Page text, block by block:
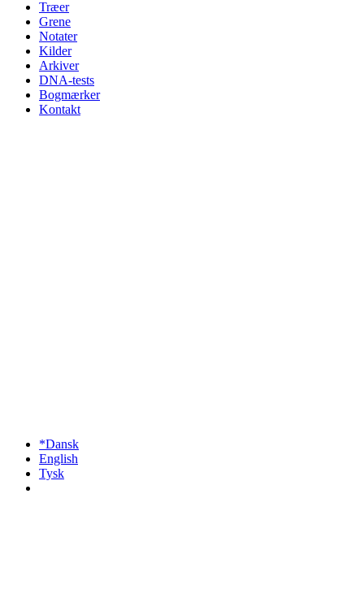
Træer
Grene
Notater
Kilder
Arkiver
DNA-tests
Bogmærker
Kontakt
*Dansk
English
Tysk